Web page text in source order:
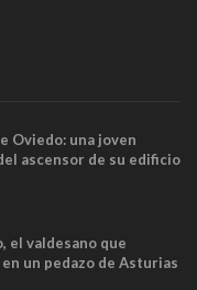
Oviedo: una joven
ascensor de su edificio
minutos
el valdesano que
un pedazo de Asturias